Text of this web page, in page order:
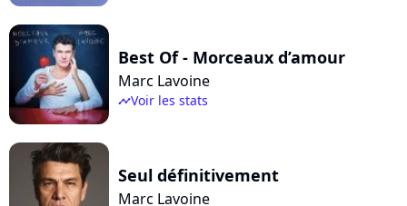
Best Of - Morceaux d’amour
Marc Lavoine
timelineVoir les stats
Seul définitivement
Marc Lavoine